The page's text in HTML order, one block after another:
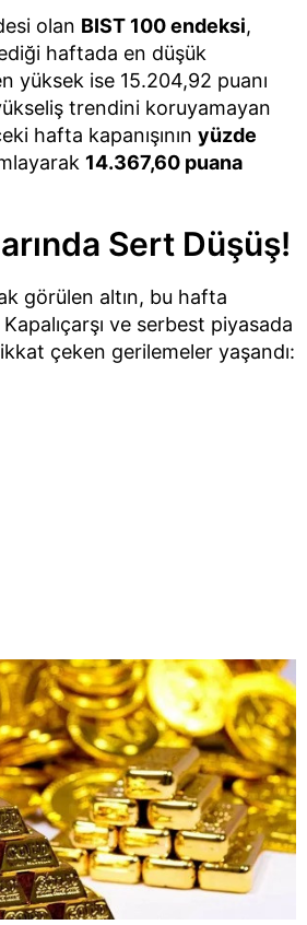
olan BIST 100 endeksi,
haftada en düşük
yüksek ise 15.204,92 puanı
trendini koruyamayan
hafta kapanışının yüzde
14.367,60 puana
Sert Düşüş!
görülen altın, bu hafta
Kapalıçarşı ve serbest piyasada
çeken gerilemeler yaşandı: